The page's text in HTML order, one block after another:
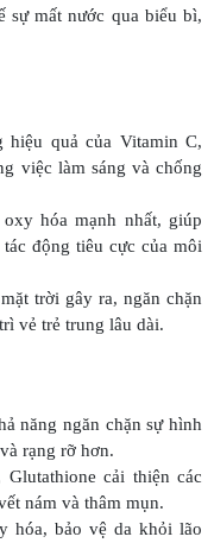
sự mất nước qua biểu bì,
hiệu quả của Vitamin C,
việc làm sáng và chống
hóa mạnh nhất, giúp
động tiêu cực của môi
trời gây ra, ngăn chặn
vẻ trẻ trung lâu dài.
năng ngăn chặn sự hình
rạng rỡ hơn.
cải thiện các
nám và thâm mụn.
hóa, bảo vệ da khỏi lão